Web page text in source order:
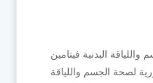
البدنية فيتامين
لصحة الجسم واللياقة